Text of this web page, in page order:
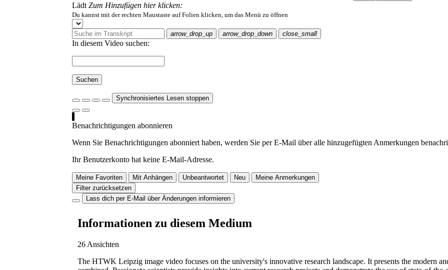
Lädt Zum Hinzufügen hier klicken:
Du kannst mit der rechten Maustaste auf Folien klicken, um das Menü zu öffnen
arrow_drop_up arrow_drop_down close_small
In diesem Video suchen:
Suchen
Synchronisiertes Lesen stoppen
Benachrichtigungen abonnieren
Wenn Sie Benachrichtigungen abonniert haben, werden Sie per E-Mail über alle hinzugefügten Anmerkungen
Ihr Benutzerkonto hat keine E-Mail-Adresse.
Meine Favoriten Mit Anhängen Unbeantwortet Neu
Meine Anmerkungen
Filter zurücksetzen
Lass dich per E-Mail über Änderungen informieren
Informationen zu diesem Medium
26 Ansichten
The HTWK Leipzig image video focuses on the university's innovative research landscape. It presents the modern